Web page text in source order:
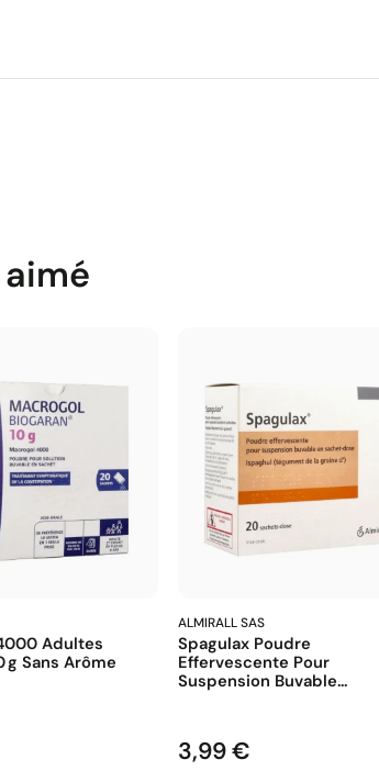
Adultes
G Sans Arôme
ALMIRALL SAS
Spagulax Poudre
Effervescente Pour
Suspension Buvable...
Prix
3,99 €